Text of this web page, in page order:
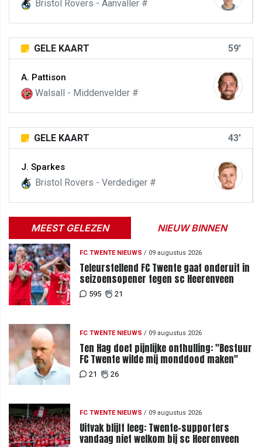
Bristol Rovers - Aanvaller #
GELE KAART 59'
A. Pattison
Walsall - Middenvelder #
GELE KAART 43'
J. Sparkes
Bristol Rovers - Verdediger #
MEEST GELEZEN NIEUW BINNEN
FC TWENTE NIEUWS / 09 augustus 2026
Teleurstellend FC Twente gaat onderuit in
seizoensopener tegen sc Heerenveen
595 21
FC TWENTE NIEUWS / 09 augustus 2026
Ten Hag doet pijnlijke onthulling: "Bestuur
FC Twente wilde mij monddood maken"
21 26
FC TWENTE NIEUWS / 09 augustus 2026
Uitvak blijft leeg: Twente-supporters
vandaag niet welkom bij sc Heerenveen